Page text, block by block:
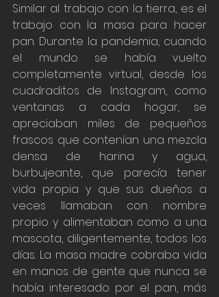
Similar al trabajo con la tierra, es el
trabajo con la masa para hacer
pan. Durante la pandemia, cuando
el mundo se había vuelto
completamente virtual, desde los
cuadraditos de Instagram, como
ventanas a cada hogar, se
apreciaban miles de pequeños
frascos que contenían una mezcla
densa de harina y agua,
burbujeante, que parecía tener
vida propia y que sus dueños a
veces llamaban con nombre
propio y alimentaban como a una
mascota, diligentemente, todos los
días. La masa madre cobraba vida
en manos de gente que nunca se
había interesado por el pan, más